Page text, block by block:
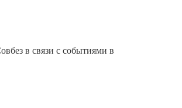
в связи с событиями в